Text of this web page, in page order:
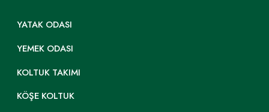
YATAK ODASI
YEMEK ODASI
KOLTUK TAKIMI
KÖŞE KOLTUK